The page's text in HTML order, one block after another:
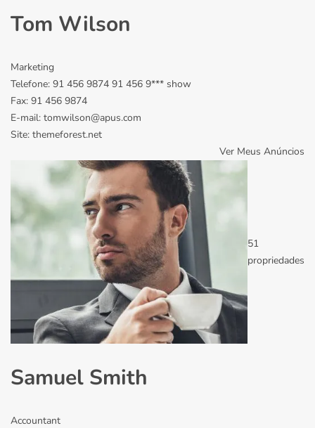
Tom Wilson
Marketing
Telefone: 91 456 9874 91 456 9*** show
Fax: 91 456 9874
E-mail: tomwilson@apus.com
Site: themeforest.net
Ver Meus Anúncios
51
propriedades
Samuel Smith
Accountant